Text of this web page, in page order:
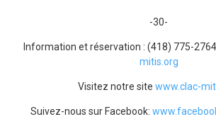
-30-
Information et réservation : (418) 775-
mitis.org
Visitez notre site www.clac-
Suivez-nous sur Facebook: